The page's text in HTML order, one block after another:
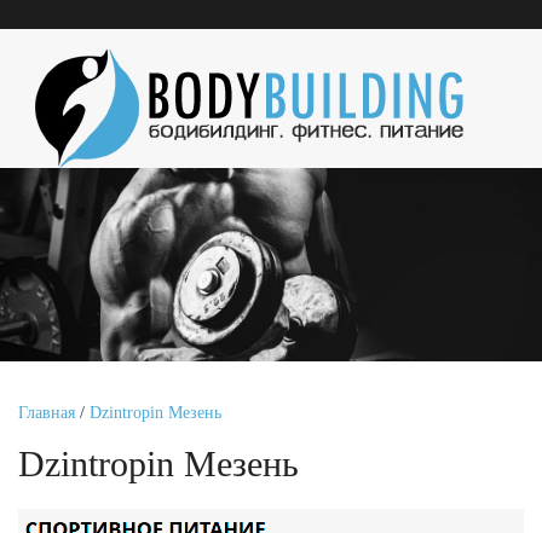
Главная / Dzintropin Мезень
Dzintropin Мезень